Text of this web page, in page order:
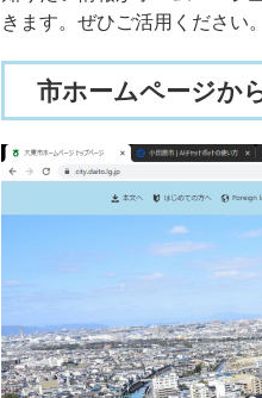
きます。ぜひご活用ください。
市ホームページか